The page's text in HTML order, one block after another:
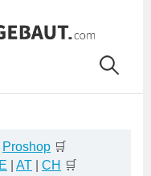
Proshop 🛒
AT CH 🛒